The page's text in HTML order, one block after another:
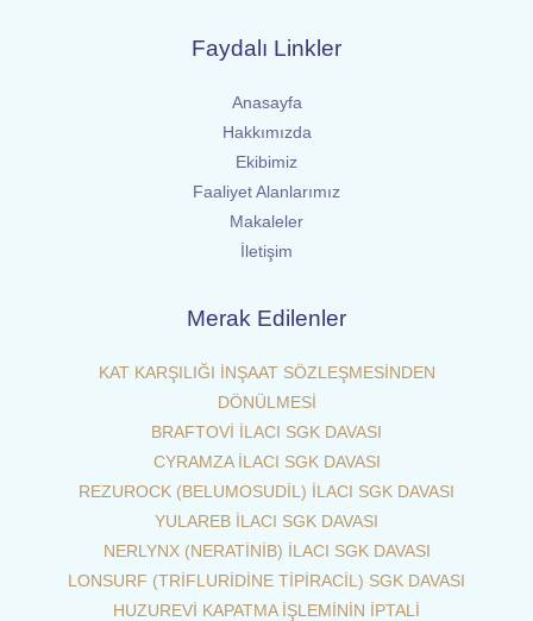
Faydalı Linkler
Anasayfa
Hakkımızda
Ekibimiz
Faaliyet Alanlarımız
Makaleler
İletişim
Merak Edilenler
KAT KARŞILIĞI İNŞAAT SÖZLEŞMESİNDEN
DÖNÜLMESİ
BRAFTOVİ İLACI SGK DAVASI
CYRAMZA İLACI SGK DAVASI
REZUROCK (BELUMOSUDİL) İLACI SGK DAVASI
YULAREB İLACI SGK DAVASI
NERLYNX (NERATİNİB) İLACI SGK DAVASI
LONSURF (TRİFLURİDİNE TİPİRACİL) SGK DAVASI
HUZUREVİ KAPATMA İŞLEMİNİN İPTALİ